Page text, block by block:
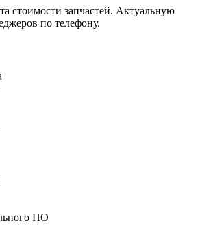
стоимости запчастей. Актуальную
по телефону.
ПО